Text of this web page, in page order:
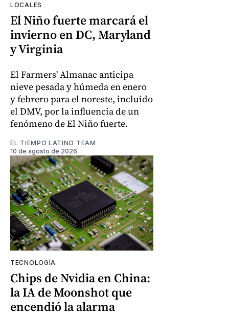
LOCALES
El Niño fuerte marcará el
invierno en DC, Maryland
y Virginia
El Farmers' Almanac anticipa
nieve pesada y húmeda en enero
y febrero para el noreste, incluido
el DMV, por la influencia de un
fenómeno de El Niño fuerte.
EL TIEMPO LATINO TEAM
10 de agosto de 2026
TECNOLOGÍA
Chips de Nvidia en China:
la IA de Moonshot que
encendió la alarma